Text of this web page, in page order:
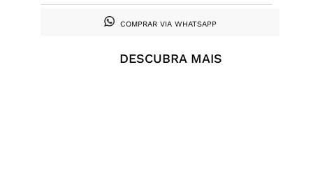
COMPRAR VIA WHATSAPP
DESCUBRA MAIS